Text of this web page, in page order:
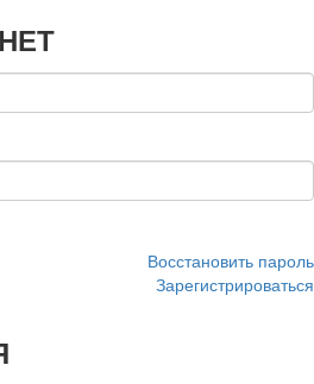
Восстановить пароль
Зарегистрироваться